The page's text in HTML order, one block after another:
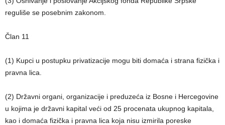
reguliše se posebnim zakonom.
Član 11
(1) Kupci u postupku privatizacije mogu biti domaća i strana fizička i
pravna lica.
(2) Državni organi, organizacije i preduzeća iz Bosne i Hercegovine
u kojima je državni kapital veći od 25 procenata ukupnog kapitala,
kao i domaća fizička i pravna lica koja nisu izmirila poreske